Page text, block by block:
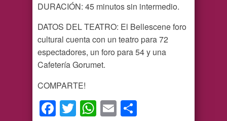
DURACIÓN: 45 minutos sin intermedio.
DATOS DEL TEATRO: El Bellescene foro
cultural cuenta con un teatro para 72
espectadores, un foro para 54 y una
Cafetería Gorumet.
COMPARTE!
Facebook
TwitterWhatsApp
Email